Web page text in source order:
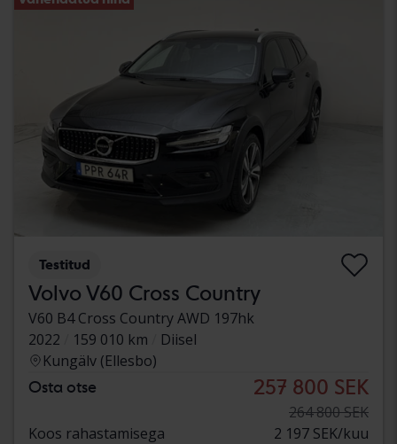
Testitud
Volvo V60 Cross Country
V60 B4 Cross Country AWD 197hk
2022
159 010 km
Diisel
Kungälv (Ellesbo)
Osta otse 257 800 SEK
264 800 SEK
Koos rahastamisega
2 197 SEK/kuu